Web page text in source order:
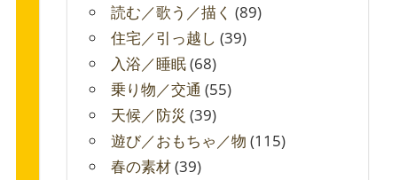
読む／歌う／描く (89)
住宅／引っ越し (39)
入浴／睡眠(68)
乗り物／交通 (55)
天候／防災 (39)
遊び／おもちゃ／物 (115)
春の素材(39)